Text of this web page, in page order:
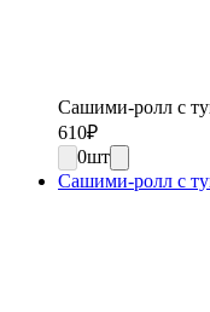
Сашими-ролл с
610₽
0шт
Сашими-ролл с